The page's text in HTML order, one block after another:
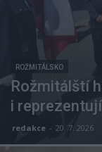
ROŽMITÁLSKO
Rožmitálští
i
redakce - 20. 7. 2026